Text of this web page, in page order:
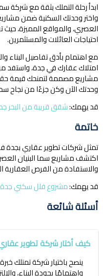
ابدأ رحلة التملك بثقة مع شركة
واختر وحدتك السكنية ضمن
العصري، والمواقع المميزة، حيث
احتياجات العائلات والمستثمرين.
مع اهتمام بأدق تفاصيل البناء
امتلاك عقارك في جدة، واستفد
مشاريع مصممة لتمنحك قيمة
وحدتك الآن وكن جزءًا من نجاح
قد يهمك:شقق قريبة من البحر
خاتمة
تمثل شركات تطوير عقاري بجدة
اكتشف مشاريع سما البنيان
والاستفادة من الفرص العقارية
قد يهمك:مشروع فلل سكني جدة
أسئلة شائعة
كيف أختار شركة تطوير
ينصح باختيار شركة تمتلك
واهتمامًا بجودة البناء،